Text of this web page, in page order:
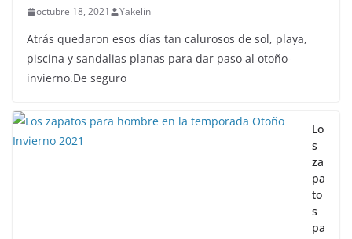
octubre 18, 2021 Yakelin
Atrás quedaron esos días tan calurosos de sol, playa,
piscina y sandalias planas para dar paso al otoño-
invierno.De seguro
Lo
s
za
pa
to
s
pa